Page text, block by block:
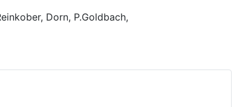
Dorn, P.Goldbach,